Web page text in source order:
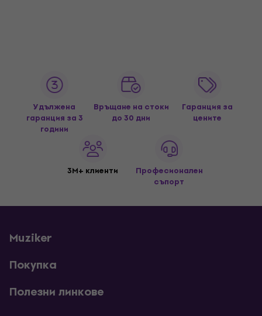
Удължена
гаранция за 3
години
Връщане на стоки
до 30 дни
Гаранция за
цените
3M+ клиенти
Професионален
съпорт
Muziker
Покупка
Полезни линкове